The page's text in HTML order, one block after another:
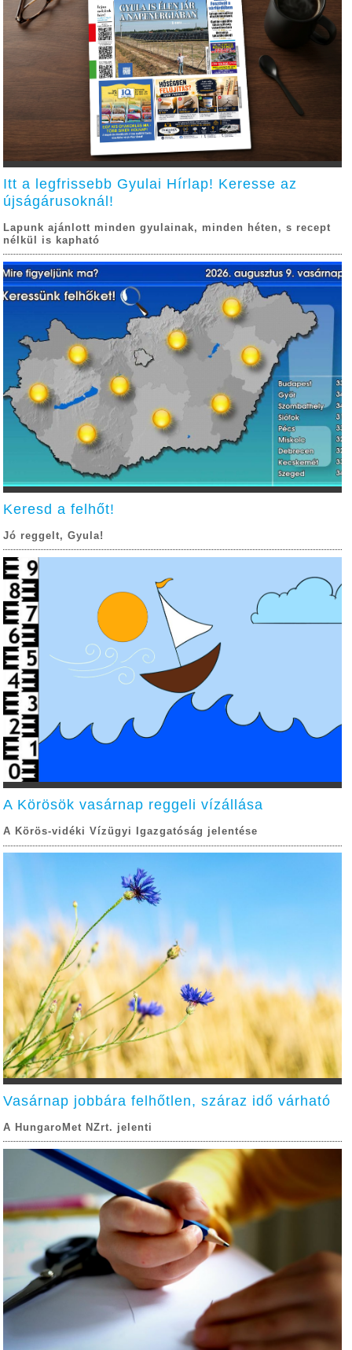
Itt a legfrissebb Gyulai Hírlap! Keresse az
újságárusoknál!
Lapunk ajánlott minden gyulainak, minden héten, s recept
nélkül is kapható
Keresd a felhőt!
Jó reggelt, Gyula!
A Körösök vasárnap reggeli vízállása
A Körös-vidéki Vízügyi Igazgatóság jelentése
Vasárnap jobbára felhőtlen, száraz idő várható
A HungaroMet NZrt. jelenti